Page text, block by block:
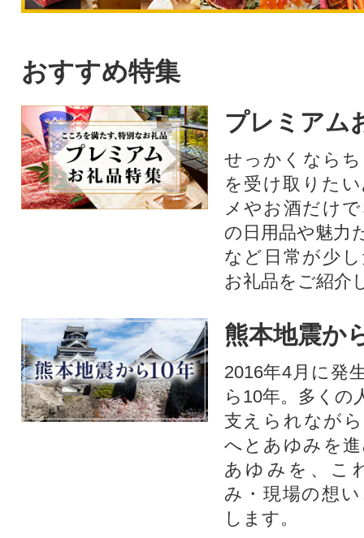
おすすめ特集
プレミアム
せっかくなら
を受け取りた
メやお酒だけ
の日用品や魅力
など日常が少
お礼品をご紹介
熊本地震か
2016年4月に発
ら10年。多くの
支えられなが
へとあゆみを
あゆみを、こ
み・現場の想
します。